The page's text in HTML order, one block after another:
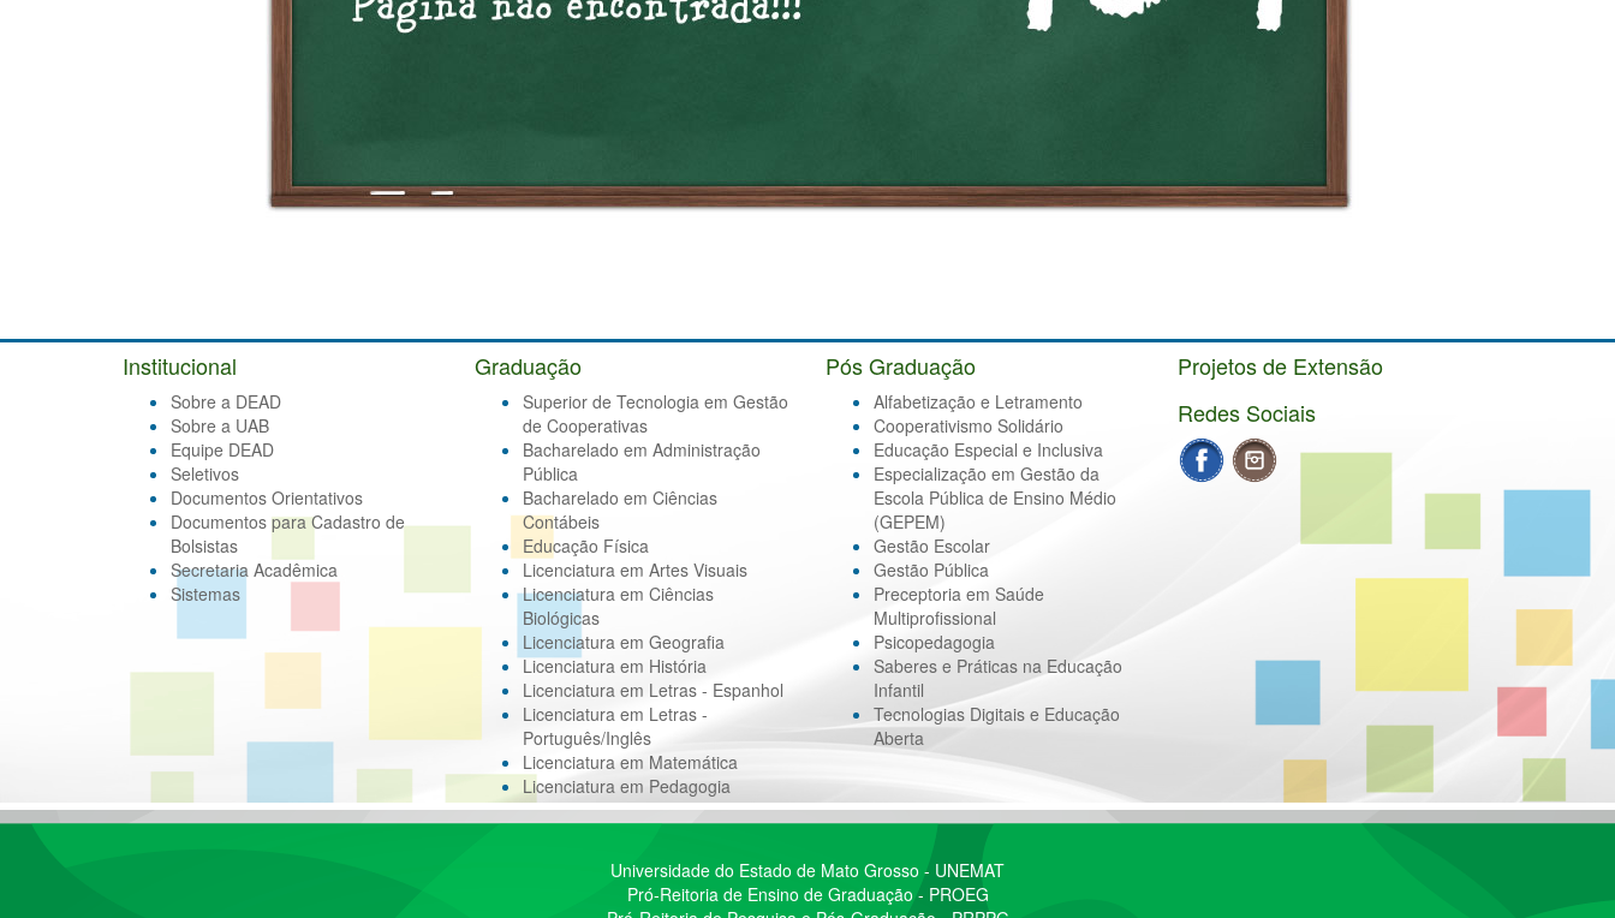
Institucional
Sobre a DEAD
Sobre a UAB
Equipe DEAD
Seletivos
Documentos Orientativos
Documentos para Cadastro de
Bolsistas
Secretaria Acadêmica
Sistemas
Graduação
Superior de Tecnologia em Gestão
de Cooperativas
Bacharelado em Administração
Pública
Bacharelado em Ciências
Contábeis
Educação Física
Licenciatura em Artes Visuais
Licenciatura em Ciências
Biológicas
Licenciatura em Geografia
Licenciatura em História
Licenciatura em Letras - Espanhol
Licenciatura em Letras -
Português/Inglês
Licenciatura em Matemática
Licenciatura em Pedagogia
Pós Graduação
Alfabetização e Letramento
Cooperativismo Solidário
Educação Especial e Inclusiva
Especialização em Gestão da
Escola Pública de Ensino Médio
(GEPEM)
Gestão Escolar
Gestão Pública
Preceptoria em Saúde
Multiprofissional
Psicopedagogia
Saberes e Práticas na Educação
Infantil
Tecnologias Digitais e Educação
Aberta
Projetos de Extensão
Redes Sociais
Universidade do Estado de Mato Grosso - UNEMAT
Pró-Reitoria de Ensino de Graduação - PROEG